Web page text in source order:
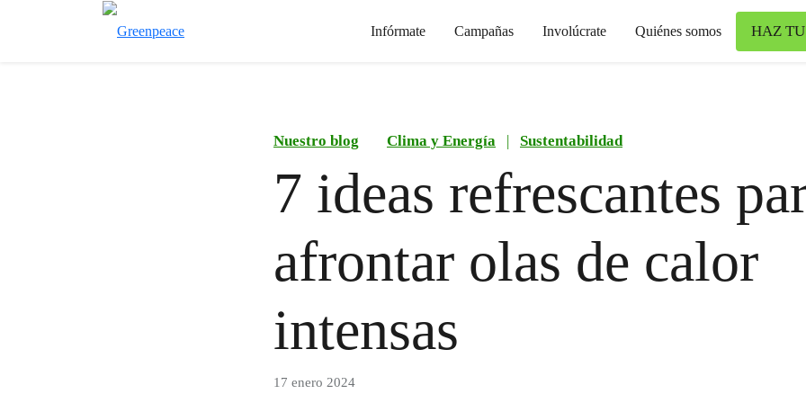
Infórmate Campañas Involúcrate Quiénes somos HAZ
Nuestro blog Clima y Energía | Sustentabilidad
7 ideas refrescantes
afrontar olas de calor
intensas
17 enero 2024